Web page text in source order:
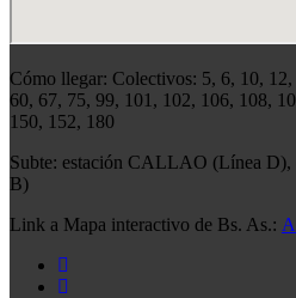
Cómo llegar: Colectivos: 5, 6, 10,
60, 67, 75, 99, 101, 102, 106, 108,
150, 152, 180
Subte: estación CALLAO (Línea
B)
Link a Mapa interactivo de Bs. As.: